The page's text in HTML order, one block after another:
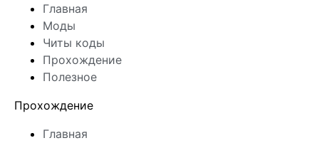
Главная
Моды
Читы коды
Прохождение
Полезное
Прохождение
Главная